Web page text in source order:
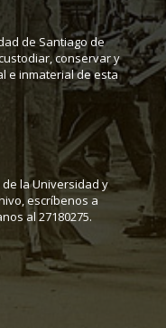
de Santiago de
conservar y
e inmaterial de esta
la Universidad y
escríbenos a
al 27180275.